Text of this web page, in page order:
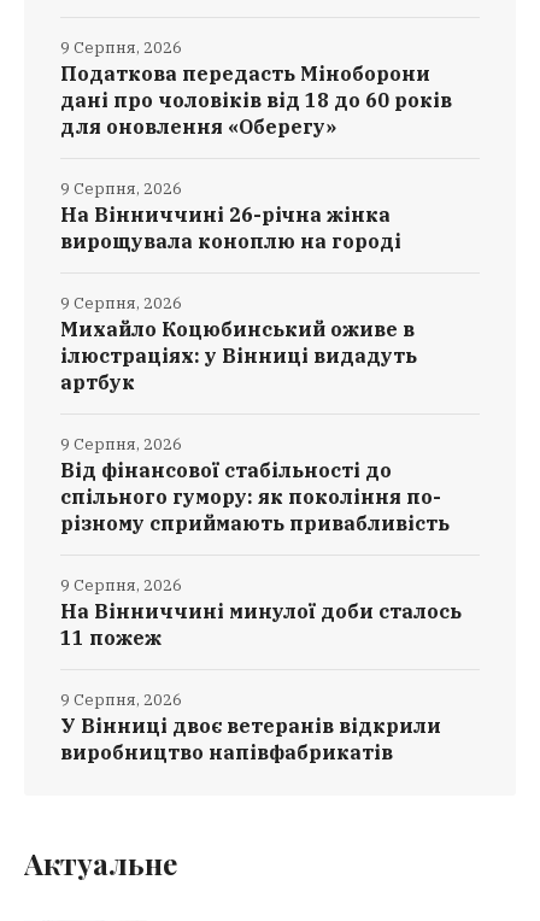
Податкова передасть Міноборони
дані про чоловіків від 18 до 60 років
для оновлення «Оберегу»
9 Серпня, 2026
На Вінниччині 26-річна жінка
вирощувала коноплю на городі
9 Серпня, 2026
Михайло Коцюбинський оживе в
ілюстраціях: у Вінниці видадуть
артбук
9 Серпня, 2026
Від фінансової стабільності до
спільного гумору: як покоління по-
різному сприймають привабливість
9 Серпня, 2026
На Вінниччині минулої доби сталось
11 пожеж
9 Серпня, 2026
У Вінниці двоє ветеранів відкрили
виробництво напівфабрикатів
9 Серпня, 2026
Актуальне